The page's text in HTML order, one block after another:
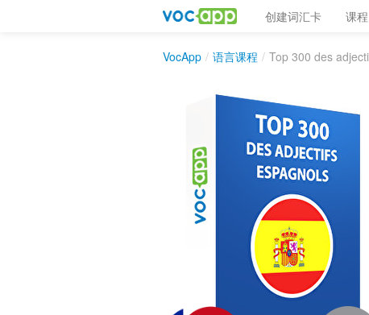
创建词汇卡 课程
VocApp / 语言课程 / Top 300 des